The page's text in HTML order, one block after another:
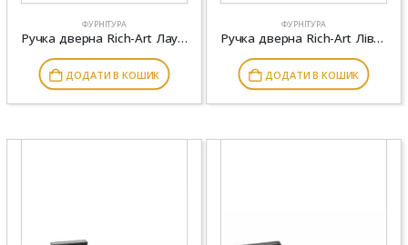
ФУРНІТУРА
Ручка дверна Rich-Art Лаура 6253 R23 MSN матовий нікель \ хром
ДОДАТИ В КОШИК
ФУРНІТУРА
Ручка дверна Rich-Art Лівен 249 R40 MSN матовий нікель
ДОДАТИ В КОШИК